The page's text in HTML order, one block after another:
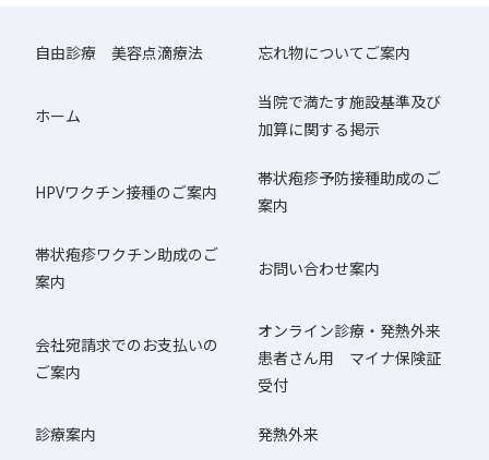
自由診療 美容点滴療法 忘れ物についてご案内
ホーム
当院で満たす施設基準及び
加算に関する掲示
HPVワクチン接種のご案内
帯状疱疹予防接種助成のご
案内
帯状疱疹ワクチン助成のご
案内
お問い合わせ案内
会社宛請求でのお支払いの
ご案内
オンライン診療・発熱外来
患者さん用 マイナ保険証
受付
診療案内 発熱外来